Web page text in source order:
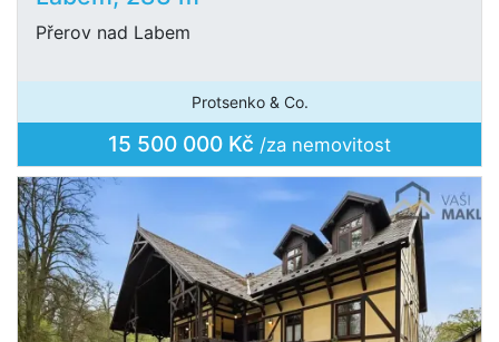
Přerov nad Labem
Protsenko & Co.
15 500 000 Kč /za nemovitost